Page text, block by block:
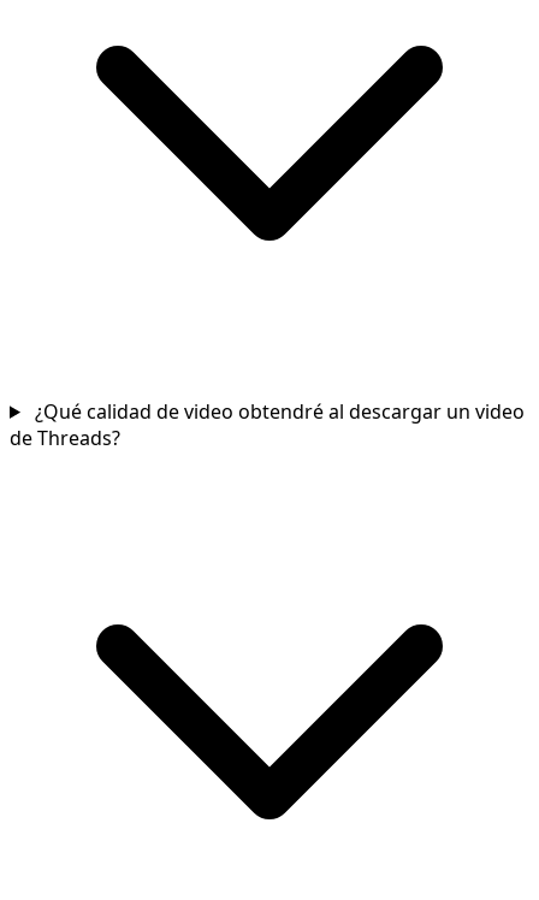
¿Qué calidad de video obtendré al descargar un video
de Threads?